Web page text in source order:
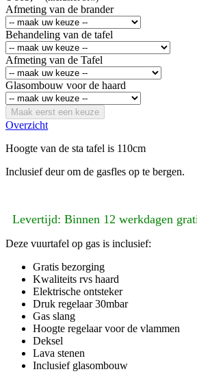
Afmeting van de brander
Behandeling van de tafel
Afmeting van de Tafel
Glasombouw voor de haard
Maak eerst een keuze
Overzicht
Hoogte van de sta tafel is 110cm
Inclusief deur om de gasfles op te bergen.
Levertijd: Binnen 12 werkdagen
Deze vuurtafel op gas is
Gratis bezorging
Kwaliteits rvs haard
Elektrische ontsteker
Druk regelaar 30mbar
Gas slang
Hoogte regelaar voor de vlammen
Deksel
Lava stenen
Inclusief glasombouw